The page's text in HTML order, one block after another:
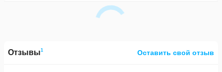
Отзывы1 Оставить свой отзыв